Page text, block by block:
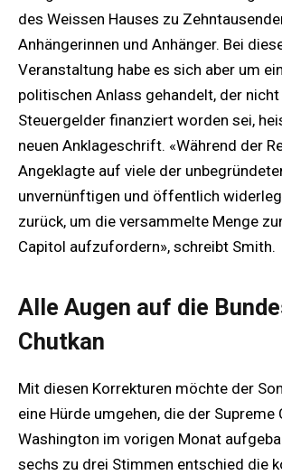
des Weissen Hauses zu
Anhängerinnen und Anhänger. Bei
Veranstaltung habe es sich aber um
politischen Anlass gehandelt, der nicht
Steuergelder finanziert worden sei,
neuen Anklageschrift. «Während der
Angeklagte auf viele der
unvernünftigen und öffentlich
zurück, um die versammelte Menge
Capitol aufzufordern», schreibt Smith.
Alle Augen auf die
Chutkan
Mit diesen Korrekturen möchte der
eine Hürde umgehen, die der Supreme
Washington im vorigen Monat
sechs zu drei Stimmen entschied die